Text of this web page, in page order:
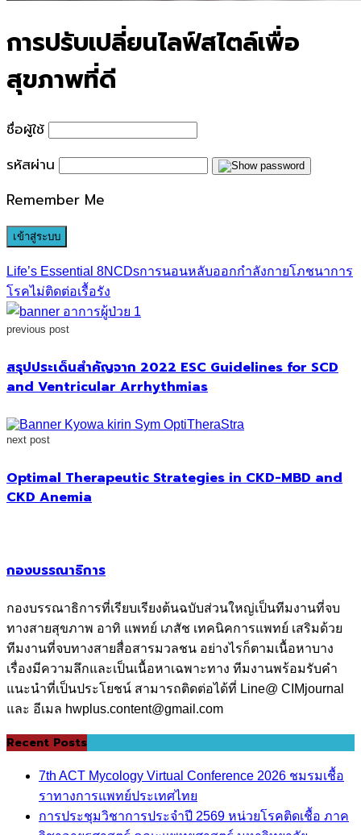
การปรับเปลี่ยนไลฟ์สไตล์เพื่อ
สุขภาพที่ดี
ชื่อผู้ใช้
รหัสผ่าน
Remember Me
Life’s Essential 8NCDsการนอนหลับออกกำลังกายโภชนาการ
โรคไม่ติดต่อเรื้อรัง
previous post
สรุปประเด็นสำคัญจาก 2022 ESC Guidelines for SCD
and Ventricular Arrhythmias
next post
Optimal Therapeutic Strategies in CKD-MBD and
CKD Anemia
กองบรรณาธิการ
กองบรรณาธิการที่เรียบเรียงต้นฉบับส่วนใหญ่เป็นทีมงานที่จบ
ทางสายสุขภาพ อาทิ แพทย์ เภสัช เทคนิคการแพทย์ เสริมด้วย
ทีมงานที่จบทางสายสื่อสารมวลชน อย่างไรก็ตามเนื้อหาบาง
เรื่องมีความลึกและเป็นเนื้อหาเฉพาะทาง ทีมงานพร้อมรับคำ
แนะนำที่เป็นประโยชน์ สามารถติดต่อได้ที่ Line@ CIMjournal
และ อีเมล hwplus.content@gmail.com
Recent Posts
7th ACT Mycology Virtual Conference 2026 ชมรมเชื้อ
ราทางการแพทย์ประเทศไทย
การประชุมวิชาการประจำปี 2569 หน่วยโรคติดเชื้อ ภาค